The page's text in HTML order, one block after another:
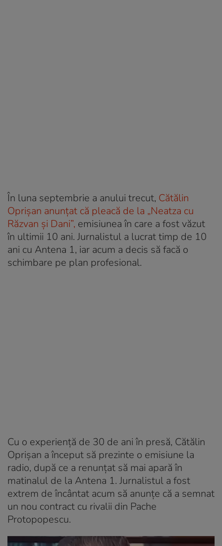
În luna septembrie a anului trecut, Cătălin
Oprișan anunțat că pleacă de la „Neatza cu
Răzvan și Dani”, emisiunea în care a fost văzut
în ultimii 10 ani. Jurnalistul a lucrat timp de 10
ani cu Antena 1, iar acum a decis să facă o
schimbare pe plan profesional.
Cu o experiență de 30 de ani în presă, Cătălin
Oprișan a început să prezinte o emisiune la
radio, după ce a renunțat să mai apară în
matinalul de la Antena 1. Jurnalistul a fost
extrem de încântat acum să anunțe că a semnat
un nou contract cu rivalii din Pache
Protopopescu.